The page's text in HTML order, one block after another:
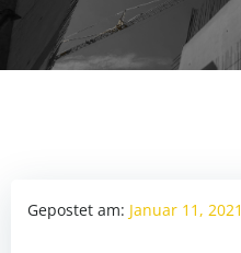
Gepostet am: Januar 11, 2021